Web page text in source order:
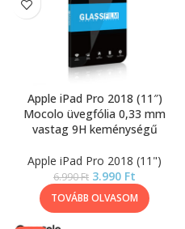
Apple iPad Pro 2018 (11″)
Mocolo üvegfólia 0,33 mm
vastag 9H keménységű
Apple iPad Pro 2018 (11")
6.990Ft 3.990 Ft
TOVÁBB OLVASOM